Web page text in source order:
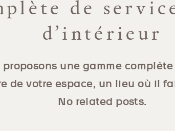
de
d’intérieur
proposons une gamme
de votre espace, un lieu où il
No related posts.